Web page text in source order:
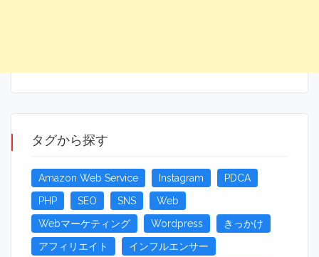
タグから探す
Amazon Web Service Instagram
PDCA
PHP
SEO SNS
Web
Webマーケティング
Wordpress
きっかけ
アフィリエイト
インフルエンサー